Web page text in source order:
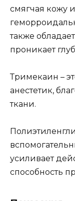
смягчая кожу
также
проникает
Тримекаин –
анестетик,
ткани.
усиливает
способность